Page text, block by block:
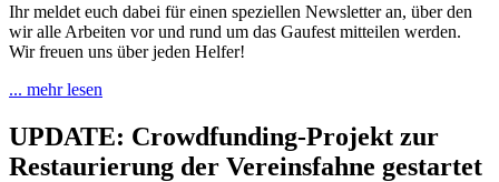
Ihr meldet euch dabei für einen speziellen Newsletter an, über den
wir alle Arbeiten vor und rund um das Gaufest mitteilen werden.
Wir freuen uns über jeden Helfer!
... mehr lesen
UPDATE: Crowdfunding-Projekt zur
Restaurierung der Vereinsfahne gestartet